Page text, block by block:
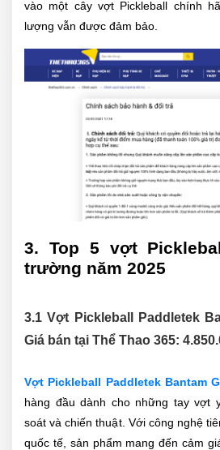
vào một cây vợt Pickleball chính
lượng vẫn được đảm bảo.
3. Top 5 vợt
trường năm 2025
3.1 Vợt Pickleball Paddletek
Giá bán tại Thể Thao 365:
Vợt Pickleball Paddletek Bantam
hàng đầu dành cho những tay vợt
soát và chiến thuật. Với công nghệ
quốc tế, sản phẩm mang đến cảm